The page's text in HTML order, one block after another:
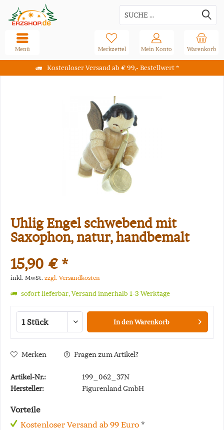
Kostenloser Versand ab € 99,- Bestellwert *
Warenkorb
Merkzettel Mein Konto
Menü
Uhlig Engel schwebend mit
Saxophon, natur, handbemalt
15,90 € *
inkl. MwSt. zzgl. Versandkosten
sofort lieferbar, Versand innerhalb 1-3 Werktage
In denWarenkorb
Merken Fragen zum Artikel?
Artikel-Nr.:
199_062_37N
Hersteller:
Figurenland GmbH
Vorteile
Kostenloser Versand ab 99 Euro *